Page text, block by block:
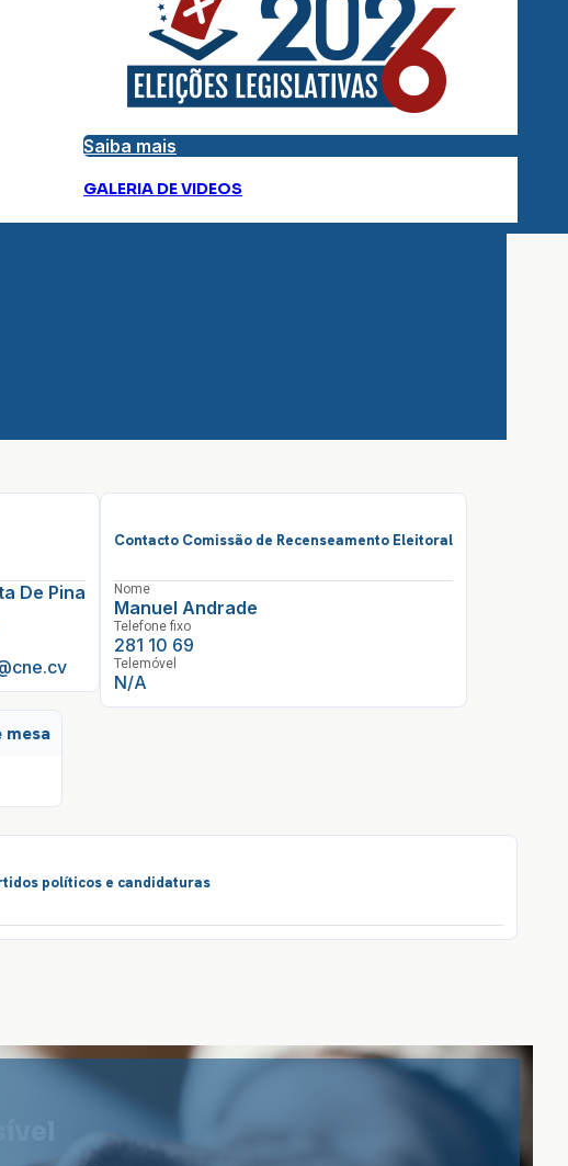
Saiba mais
GALERIA DE VIDEOS
De Pina
Contacto Comissão de Recenseamento Eleitoral
Nome
Manuel Andrade
Telefone fixo
281 10 69
Telemóvel
N/A
mesa
políticos e candidaturas